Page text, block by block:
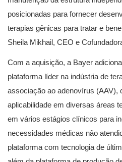
posicionadas para fornecer
terapias gênicas para tratar e
Sheila Mikhail, CEO e
Com a aquisição, a Bayer
plataforma líder na indústria de
associação ao adenovírus (AAV),
aplicabilidade em diversas áreas
em vários estágios clínicos para
necessidades médicas não
plataforma com tecnologia de